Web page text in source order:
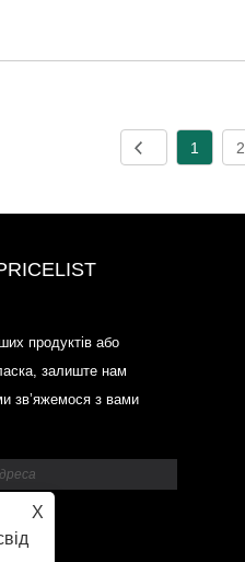
1 2
продуктів або
залиште нам
зв’яжемося з вами
X